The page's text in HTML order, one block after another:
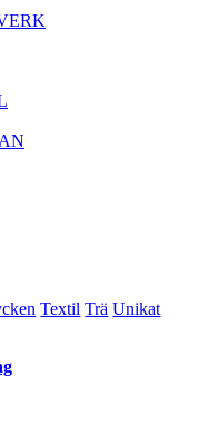
Textil Trä Unikat